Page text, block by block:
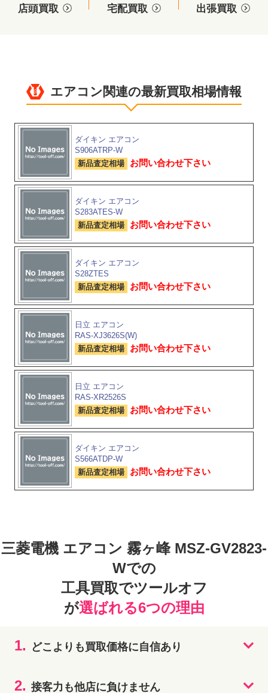
店頭買取 宅配買取 出張買取
エアコン関連の最新買取相場情報
ダイキン エアコン
S906ATRP-W
新品査定相場 お問い合わせ下さい
ダイキン エアコン
S283ATES-W
新品査定相場 お問い合わせ下さい
ダイキン エアコン
S28ZTES
新品査定相場 お問い合わせ下さい
日立 エアコン
RAS-XJ3626S(W)
新品査定相場 お問い合わせ下さい
日立 エアコン
RAS-XR2526S
新品査定相場 お問い合わせ下さい
ダイキン エアコン
S566ATDP-W
新品査定相場 お問い合わせ下さい
三菱電機 エアコン 霧ヶ峰 MSZ-GV2823-
Wでの
工具買取でツールオフ
が選ばれる6つの理由
1. どこよりも買取価格に自信あり
2. 接客力も他店に負けません